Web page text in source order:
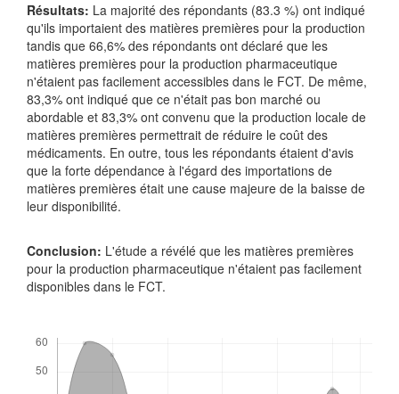
Résultats: La majorité des répondants (83.3 %) ont indiqué
qu'ils importaient des matières premières pour la production
tandis que 66,6% des répondants ont déclaré que les
matières premières pour la production pharmaceutique
n'étaient pas facilement accessibles dans le FCT. De même,
83,3% ont indiqué que ce n'était pas bon marché ou
abordable et 83,3% ont convenu que la production locale de
matières premières permettrait de réduire le coût des
médicaments. En outre, tous les répondants étaient d'avis
que la forte dépendance à l'égard des importations de
matières premières était une cause majeure de la baisse de
leur disponibilité.
Conclusion: L'étude a révélé que les matières premières
pour la production pharmaceutique n'étaient pas facilement
disponibles dans le FCT.